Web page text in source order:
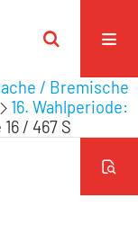
/ Bremische
16. Wahlperiode:
/ 467 S